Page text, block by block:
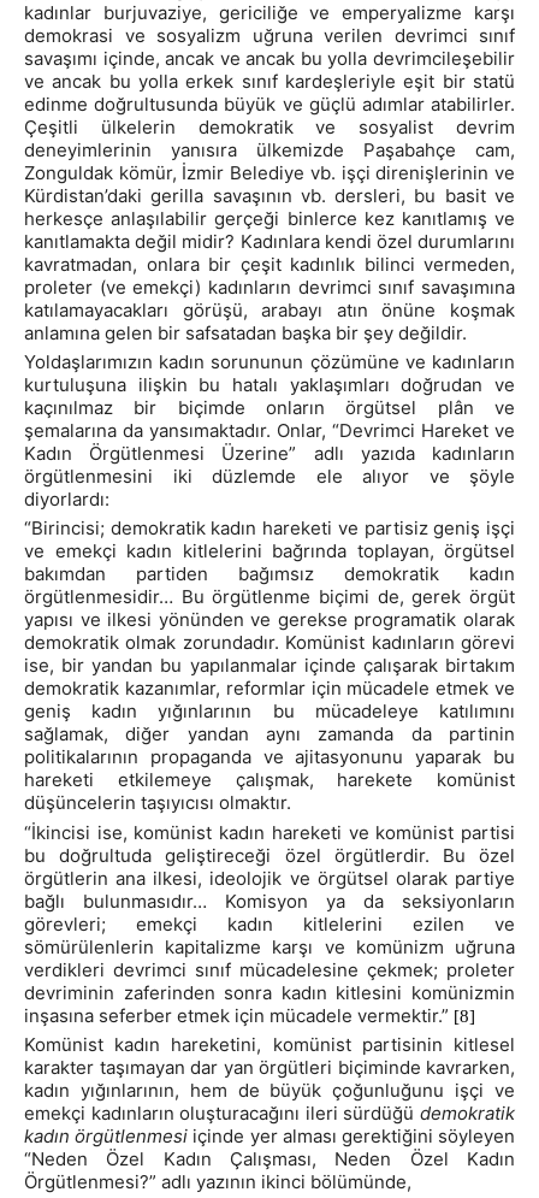
kadınlar burjuvaziye, gericiliğe ve emperyalizme karşı
demokrasi ve sosyalizm uğruna verilen devrimci sınıf
savaşımı içinde, ancak ve ancak bu yolla devrimcileşebilir
ve ancak bu yolla erkek sınıf kardeşleriyle eşit bir statü
edinme doğrultusunda büyük ve güçlü adımlar atabilirler.
Çeşitli ülkelerin demokratik ve sosyalist devrim
deneyimlerinin yanısıra ülkemizde Paşabahçe cam,
Zonguldak kömür, İzmir Belediye vb. işçi direnişlerinin ve
Kürdistan’daki gerilla savaşının vb. dersleri, bu basit ve
herkesçe anlaşılabilir gerçeği binlerce kez kanıtlamış ve
kanıtlamakta değil midir? Kadınlara kendi özel durumlarını
kavratmadan, onlara bir çeşit kadınlık bilinci vermeden,
proleter (ve emekçi) kadınların devrimci sınıf savaşımına
katılamayacakları görüşü, arabayı atın önüne koşmak
anlamına gelen bir safsatadan başka bir şey değildir.
Yoldaşlarımızın kadın sorununun çözümüne ve kadınların
kurtuluşuna ilişkin bu hatalı yaklaşımları doğrudan ve
kaçınılmaz bir biçimde onların örgütsel plân ve
şemalarına da yansımaktadır. Onlar, “Devrimci Hareket ve
Kadın Örgütlenmesi Üzerine” adlı yazıda kadınların
örgütlenmesini iki düzlemde ele alıyor ve şöyle
diyorlardı:
“Birincisi; demokratik kadın hareketi ve partisiz geniş işçi
ve emekçi kadın kitlelerini bağrında toplayan, örgütsel
bakımdan partiden bağımsız demokratik kadın
örgütlenmesidir… Bu örgütlenme biçimi de, gerek örgüt
yapısı ve ilkesi yönünden ve gerekse programatik olarak
demokratik olmak zorundadır. Komünist kadınların görevi
ise, bir yandan bu yapılanmalar içinde çalışarak birtakım
demokratik kazanımlar, reformlar için mücadele etmek ve
geniş kadın yığınlarının bu mücadeleye katılımını
sağlamak, diğer yandan aynı zamanda da partinin
politikalarının propaganda ve ajitasyonunu yaparak bu
hareketi etkilemeye çalışmak, harekete komünist
düşüncelerin taşıyıcısı olmaktır.
“İkincisi ise, komünist kadın hareketi ve komünist partisi
bu doğrultuda geliştireceği özel örgütlerdir. Bu özel
örgütlerin ana ilkesi, ideolojik ve örgütsel olarak partiye
bağlı bulunmasıdır… Komisyon ya da seksiyonların
görevleri; emekçi kadın kitlelerini ezilen ve
sömürülenlerin kapitalizme karşı ve komünizm uğruna
verdikleri devrimci sınıf mücadelesine çekmek; proleter
devriminin zaferinden sonra kadın kitlesini komünizmin
inşasına seferber etmek için mücadele vermektir.” [8]
Komünist kadın hareketini, komünist partisinin kitlesel
karakter taşımayan dar yan örgütleri biçiminde kavrarken,
kadın yığınlarının, hem de büyük çoğunluğunu işçi ve
emekçi kadınların oluşturacağını ileri sürdüğü demokratik
kadın örgütlenmesi içinde yer alması gerektiğini söyleyen
“Neden Özel Kadın Çalışması, Neden Özel Kadın
Örgütlenmesi?” adlı yazının ikinci bölümünde,